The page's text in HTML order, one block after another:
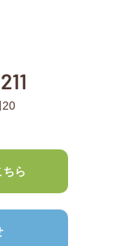
20
ちら